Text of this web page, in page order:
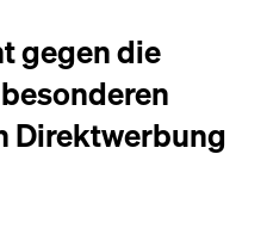
gegen die
Direktwerbung